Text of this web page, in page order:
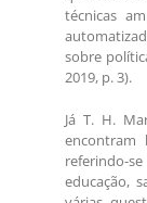
técnicas
sobre
2019, p. 3).
Já T. H.
encontram
referindo-
educação,